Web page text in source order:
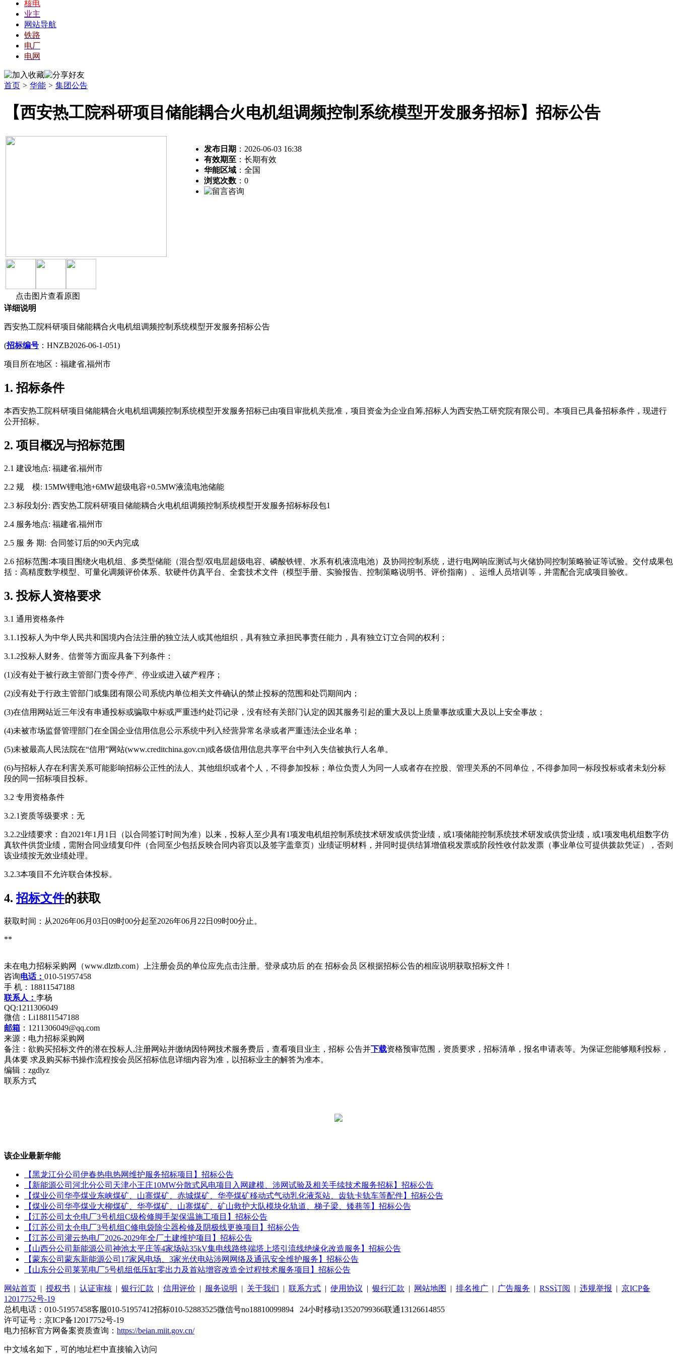
核电
业主
网站导航
铁路
电厂
电网
首页 > 华能 > 集团公告
【西安热工院科研项目储能耦合火电机组调频控制系统模型开发服务招标】招标公告
点击图片查看原图
发布日期 ：2026-06-03 16:38
有效期至 ：长期有效
华能区域 ：全国
浏览次数 ： 0
详细说明
西安热工院科研项目储能耦合火电机组调频控制系统模型开发服务招标公告
(招标编号 ：HNZB2026-06-1-051)
项目所在地区：福建省,福州市
1. 招标条件
本西安热工院科研项目储能耦合火电机组调频控制系统模型开发服务招标已由项目审批机关批准，项目资金为企业自筹,招标人为西安热工研究院有限公司。本项目已具备招标条件，现进行
公开招标。
2. 项目概况与招标范围
2.1 建设地点: 福建省,福州市
2.2 规 模: 15MW锂电池+6MW超级电容+0.5MW液流电池储能
2.3 标段划分: 西安热工院科研项目储能耦合火电机组调频控制系统模型开发服务招标标段包1
2.4 服务地点: 福建省,福州市
2.5 服 务 期: 合同签订后的90天内完成
2.6 招标范围:本项目围绕火电机组、多类型储能（混合型/双电层超级电容、磷酸铁锂、水系有机液流电池）及协同控制系统，进行电网响应测试与火储协同控制策略验证等试验。交付成果包
括：高精度数学模型、可量化调频评价体系、软硬件仿真平台、全套技术文件（模型手册、实验报告、控制策略说明书、评价指南）、运维人员培训等，并需配合完成项目验收。
3. 投标人资格要求
3.1 通用资格条件
3.1.1投标人为中华人民共和国境内合法注册的独立法人或其他组织，具有独立承担民事责任能力，具有独立订立合同的权利；
3.1.2投标人财务、信誉等方面应具备下列条件：
(1)没有处于被行政主管部门责令停产、停业或进入破产程序；
(2)没有处于行政主管部门或集团有限公司系统内单位相关文件确认的禁止投标的范围和处罚期间内；
(3)在信用网站近三年没有串通投标或骗取中标或严重违约处罚记录，没有经有关部门认定的因其服务引起的重大及以上质量事故或重大及以上安全事故；
(4)未被市场监督管理部门在全国企业信用信息公示系统中列入经营异常名录或者严重违法企业名单；
(5)未被最高人民法院在“信用”网站(www.creditchina.gov.cn)或各级信用信息共享平台中列入失信被执行人名单。
(6)与招标人存在利害关系可能影响招标公正性的法人、其他组织或者个人，不得参加投标；单位负责人为同一人或者存在控股、管理关系的不同单位，不得参加同一标段投标或者未划分标
段的同一招标项目投标。
3.2 专用资格条件
3.2.1资质等级要求：无
3.2.2业绩要求：自2021年1月1日（以合同签订时间为准）以来，投标人至少具有1项发电机组控制系统技术研发或供货业绩，或1项储能控制系统技术研发或供货业绩，或1项发电机组数字仿
真软件供货业绩，需附合同业绩复印件（合同至少包括反映合同内容页以及签字盖章页）业绩证明材料，并同时提供结算增值税发票或阶段性收付款发票（事业单位可提供拨款凭证），否则
该业绩按无效业绩处理。
3.2.3本项目不允许联合体投标。
4.招标文件的获取
获取时间：从2026年06月03日09时00分起至2026年06月22日09时00分止。
**
未在电力招标采购网（www.dlztb.com）上注册会员的单位应先点击注册。登录成功后 的在 招标会员 区根据招标公告的相应说明获取招标文件！
咨询电话： 010-51957458
手 机：18811547188
联系人： 李杨
QQ:1211306049
微信：Li18811547188
邮箱 ：1211306049@qq.com
来源：电力招标采购网
备注：欲购买招标文件的潜在投标人,注册网站并缴纳因特网技术服务费后，查看项目业主，招标 公告并下载资格预审范围，资质要求，招标清单，报名申请表等。为保证您能够顺利投标，
具体要 求及购买标书操作流程按会员区招标信息详细内容为准，以招标业主的解答为准本。
编辑：zgdlyz
联系方式
该企业最新华能
【黑龙江分公司伊春热电热网维护服务招标项目】招标公告
【新能源公司河北分公司天津小王庄10MW分散式风电项目入网建模、涉网试验及相关手续技术服务招标】招标公告
【煤业公司华亭煤业东峡煤矿、山寨煤矿、赤城煤矿、华亭煤矿移动式气动乳化液泵站、齿轨卡轨车等配件】招标公告
【煤业公司华亭煤业大柳煤矿、华亭煤矿、山寨煤矿、矿山救护大队模块化轨道、梯子梁、矮巷等】招标公告
【江苏公司太仓电厂3号机组C级检修脚手架保温施工项目】招标公告
【江苏公司太仓电厂3号机组C修电袋除尘器检修及阴极线更换项目】招标公告
【江苏公司灌云热电厂2026-2029年全厂土建维护项目】招标公告
【山西分公司新能源公司神池太平庄等4家场站35kV集电线路终端塔上塔引流线绝缘化改造服务】招标公告
【蒙东公司蒙东新能源公司17家风电场、3家光伏电站涉网网络及通讯安全维护服务】招标公告
【山东分公司莱芜电厂5号机组低压缸零出力及首站增容改造全过程技术服务项目】招标公告
网站首页 | 授权书 | 认证审核 | 银行汇款 | 信用评价 | 服务说明 | 关于我们 | 联系方式 | 使用协议 | 银行汇款 | 网站地图 | 排名推广 | 广告服务 | RSS订阅 | 违规举报 | 京ICP备
12017752号-19
总机电话：010-51957458客服010-51957412招标010-52883525微信号no18810099894 24小时移动13520799366联通13126614855
许可证号：京ICP备12017752号-19
电力招标官方网备案资质查询： https://beian.miit.gov.cn/
中文域名如下，可的地址栏中直接输入访问